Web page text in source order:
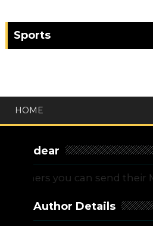
Sports
HOME
dear
you can send their
Author Details